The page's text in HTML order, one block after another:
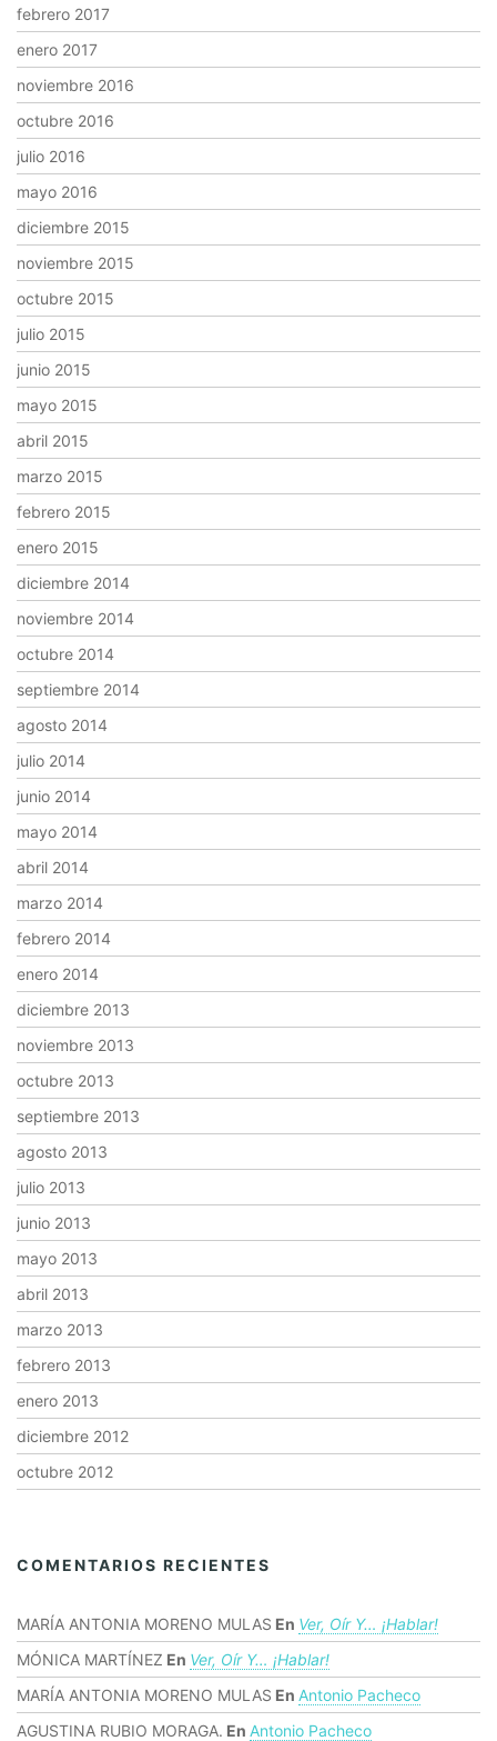
febrero 2017
enero 2017
noviembre 2016
octubre 2016
julio 2016
mayo 2016
diciembre 2015
noviembre 2015
octubre 2015
julio 2015
junio 2015
mayo 2015
abril 2015
marzo 2015
febrero 2015
enero 2015
diciembre 2014
noviembre 2014
octubre 2014
septiembre 2014
agosto 2014
julio 2014
junio 2014
mayo 2014
abril 2014
marzo 2014
febrero 2014
enero 2014
diciembre 2013
noviembre 2013
octubre 2013
septiembre 2013
agosto 2013
julio 2013
junio 2013
mayo 2013
abril 2013
marzo 2013
febrero 2013
enero 2013
diciembre 2012
octubre 2012
COMENTARIOS RECIENTES
MARÍA ANTONIA MORENO MULAS En Ver, Oír Y… ¡hablar!
MÓNICA MARTÍNEZ En Ver, Oír Y… ¡hablar!
MARÍA ANTONIA MORENO MULAS En Antonio Pacheco
AGUSTINA RUBIO MORAGA. En Antonio Pacheco